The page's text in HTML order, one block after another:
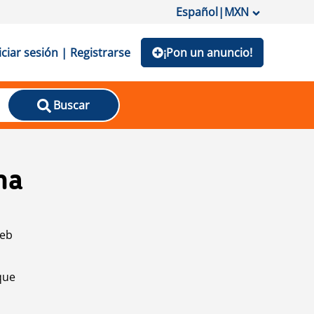
Español|MXN
sesión | Registrarse ¡Pon un anuncio!
Buscar